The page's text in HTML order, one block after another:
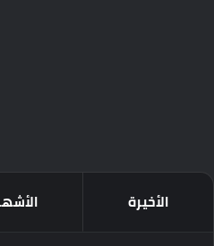
الأخيرة